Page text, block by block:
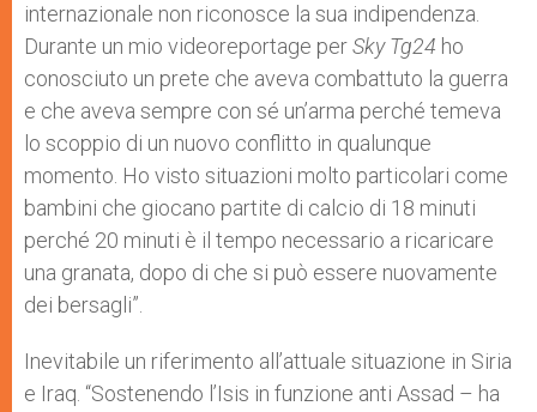
internazionale non riconosce la sua indipendenza.
Durante un mio videoreportage perSky Tg24 ho
conosciuto un prete che aveva combattuto la guerra
e che aveva sempre con sé un’arma perché temeva
lo scoppio di un nuovo conflitto in qualunque
momento. Ho visto situazioni molto particolari come
bambini che giocano partite di calcio di 18 minuti
perché 20 minuti è il tempo necessario a ricaricare
una granata, dopo di che si può essere nuovamente
dei bersagli”.
Inevitabile un riferimento all’attuale situazione in Siria
e Iraq. “Sostenendo l’Isis in funzione anti Assad – ha